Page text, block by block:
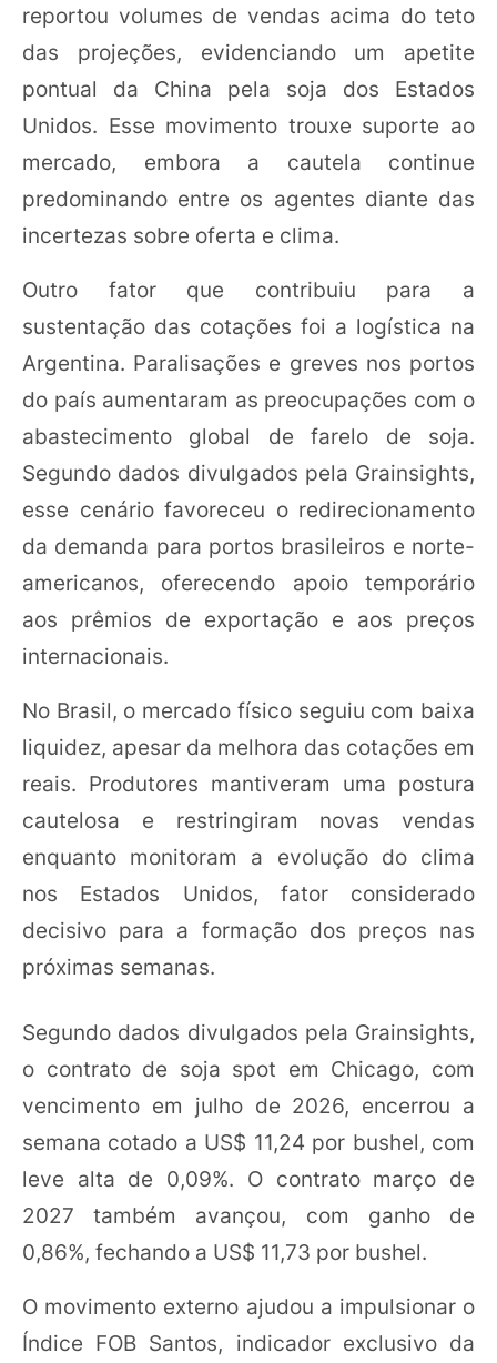
reportou volumes de vendas acima do teto
das projeções, evidenciando um apetite
pontual da China pela soja dos Estados
Unidos. Esse movimento trouxe suporte ao
mercado, embora a cautela continue
predominando entre os agentes diante das
incertezas sobre oferta e clima.
Outro fator que contribuiu para a
sustentação das cotações foi a logística na
Argentina. Paralisações e greves nos portos
do país aumentaram as preocupações com o
abastecimento global de farelo de soja.
Segundo dados divulgados pela Grainsights,
esse cenário favoreceu o redirecionamento
da demanda para portos brasileiros e norte-
americanos, oferecendo apoio temporário
aos prêmios de exportação e aos preços
internacionais.
No Brasil, o mercado físico seguiu com baixa
liquidez, apesar da melhora das cotações em
reais. Produtores mantiveram uma postura
cautelosa e restringiram novas vendas
enquanto monitoram a evolução do clima
nos Estados Unidos, fator considerado
decisivo para a formação dos preços nas
próximas semanas.
Segundo dados divulgados pela Grainsights,
o contrato de soja spot em Chicago, com
vencimento em julho de 2026, encerrou a
semana cotado a US$ 11,24 por bushel, com
leve alta de 0,09%. O contrato março de
2027 também avançou, com ganho de
0,86%, fechando a US$ 11,73 por bushel.
O movimento externo ajudou a impulsionar o
Índice FOB Santos, indicador exclusivo da